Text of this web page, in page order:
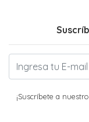
¡Suscríbete a